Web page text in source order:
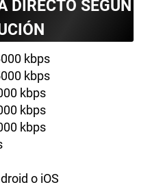
DIRECTO SEGÚN
kbps
kbps
kbps
kbps
kbps
o iOS